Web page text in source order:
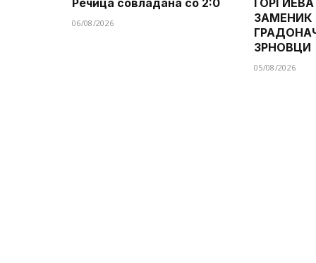
06/08/2026
ЗАМЕНИК
ЗРНОВЦИ
05/08/2026